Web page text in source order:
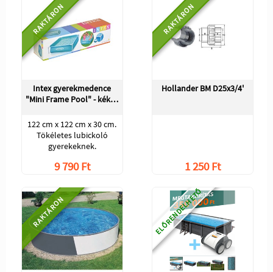
RAKTÁRON
Intex gyerekmedence
"Mini Frame Pool" - kék…
122 cm x 122 cm x 30 cm.
Tökéletes lubickoló
gyerekeknek.
9 790 Ft
RAKTÁRON
Hollander BM D25x3/4'
1 250 Ft
RAKTÁRON ELŐRENDELHETŐ